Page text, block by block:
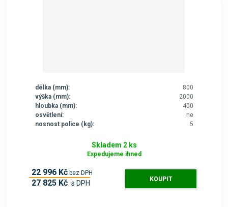
délka (mm):
800
výška (mm):
2000
hloubka (mm):
400
osvětlení:
ne
nosnost police (kg):
5
Skladem 2 ks
Expedujeme ihned
22 996 Kč bez DPH
27 825 Kč s DPH KOUPIT